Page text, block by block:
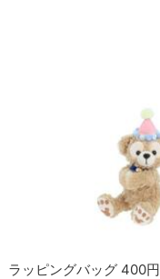
ラッピングバッグ 400円